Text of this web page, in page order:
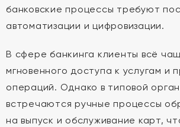
банковские процессы требуют
автоматизации и цифровизации.
В сфере банкинга клиенты всё
мгновенного доступа к услугам и
операций. Однако в типовой
встречаются ручные процессы
на выпуск и обслуживание карт,